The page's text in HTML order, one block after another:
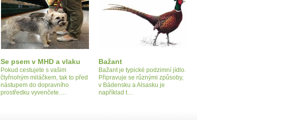
Se psem v MHD a vlaku
Pokud cestujete s vašim
čtyřnohým miláčkem, tak to před
nástupem do dopravního
prostředku vyvenčete.…
Bažant
Bažant je typické podzimní jídlo.
Připravuje se různými způsoby,
v Bádensku a Alsasku je
například t…